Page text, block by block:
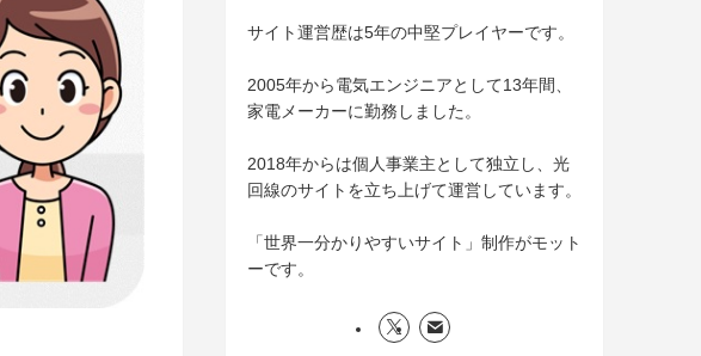
サイト運営歴は5年の中堅プレイヤーです。
2005年から電気エンジニアとして13年間、
家電メーカーに勤務しました。
2018年からは個人事業主として独立し、光
回線のサイトを立ち上げて運営しています。
「世界一分かりやすいサイト」制作がモット
ーです。